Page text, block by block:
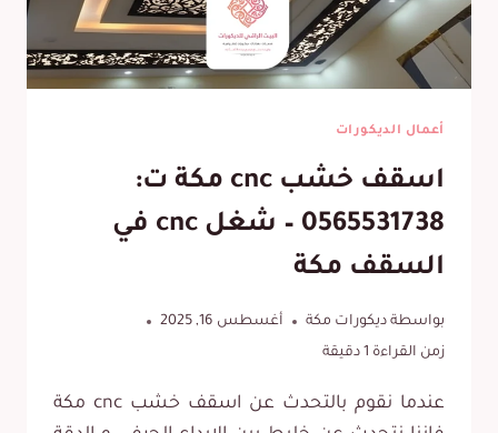
بمكة
أعمال الديكورات
اسقف خشب cnc مكة ت:
0565531738 – شغل cnc في
السقف مكة
بواسطة ديكورات مكة
أغسطس 16, 2025
زمن القراءة
دقيقة
عندما نقوم بالتحدث عن اسقف خشب cnc مكة